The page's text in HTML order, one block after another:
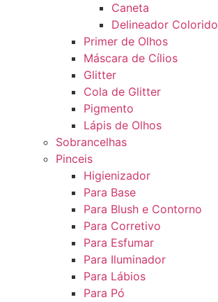
Caneta
Delineador Colorido
Primer de Olhos
Máscara de Cílios
Glitter
Cola de Glitter
Pigmento
Lápis de Olhos
Sobrancelhas
Pinceis
Higienizador
Para Base
Para Blush e Contorno
Para Corretivo
Para Esfumar
Para Iluminador
Para Lábios
Para Pó